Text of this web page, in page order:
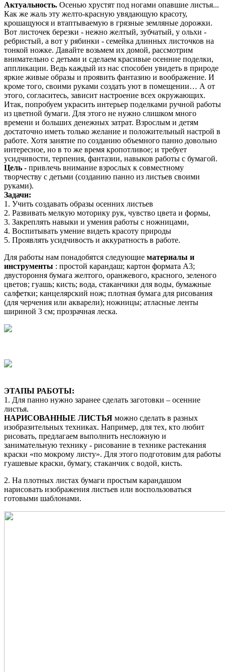
Актуальность. Осенью хрустят под ногами опавшие листья...
Как же жаль эту желто-красную увядающую красоту,
крошащуюся и втаптываемую в грязные земляные дорожки.
Вот листочек березки - нежно желтый, зубчатый, у ольхи -
ребристый, а вот у рябинки - семейка длинных листочков на
тонкой ножке. Давайте возьмем их домой, рассмотрим
внимательно с детьми и сделаем красивые осенние поделки,
аппликации. Ведь каждый из нас способен увидеть в природе
яркие живые образы и проявить фантазию и воображение. И
кроме того, своими руками создать уют в помещении… А от
этого, согласитесь, зависит настроение всех окружающих.
Итак, попробуем украсить интерьер поделками ручной работы
из цветной бумаги. Для этого не нужно слишком много
времени и больших денежных затрат. Взрослым и детям
достаточно иметь только желание и положительный настрой в
работе. Хотя занятие по созданию объемного панно довольно
интересное, но в то же время кропотливое; и требует
усидчивости, терпения, фантазии, навыков работы с бумагой.
Цель - привлечь внимание взрослых к совместному
творчеству с детьми (созданию панно из листьев своими
руками).
Задачи:
1. Учить создавать образы осенних листьев
2. Развивать мелкую моторику рук, чувство цвета и формы,
3. Закреплять навыки и умения работы с ножницами,
4. Воспитывать умение видеть красоту природы
5. Проявлять усидчивость и аккуратность в работе.
Для работы нам понадобятся следующие материалы и
инструменты : простой карандаш; картон формата А3;
двустороння бумага желтого, оранжевого, красного, зеленого
цветов; гуашь; кисть; вода, стаканчики для воды, бумажные
салфетки; канцелярский нож; плотная бумага для рисования
(для черчения или акварели); ножницы; атласные ленты
шириной 3 см; прозрачная леска.
ЭТАПЫ РАБОТЫ:
1. Для панно нужно заранее сделать заготовки – осенние
листья.
НАРИСОВАННЫЕ ЛИСТЬЯ можно сделать в разных
изобразительных техниках. Например, для тех, кто любит
рисовать, предлагаем выполнить несложную и
занимательную технику - рисование в технике растекания
краски «по мокрому листу». Для этого подготовим для работы
гуашевые краски, бумагу, стаканчик с водой, кисть.
2. На плотных листах бумаги простым карандашом
нарисовать изображения листьев или воспользоваться
готовыми шаблонами.